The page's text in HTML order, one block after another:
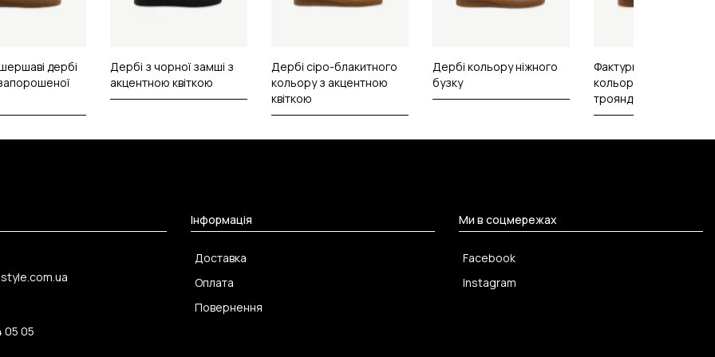
дербі
Дербі з чорної замші з
акцентною квіткою
Дербі сіро-блакитного
кольору з акцентною
квіткою
Дербі кольору ніжного
бузку
Фактурні шершаві
кольору запорошеної
троянди
Ми в соцмережах
Facebook
Instagram
05 05
Інформація
Доставка
Оплата
Повернення